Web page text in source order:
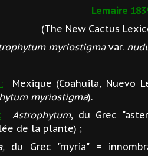
Lemaire
(The New Cactus
myriostigmavar.
Mexique (Coahuila, Nuevo
myriostigma).
Astrophytum, du Grec
de la plante) ;
du Grec "myria" =